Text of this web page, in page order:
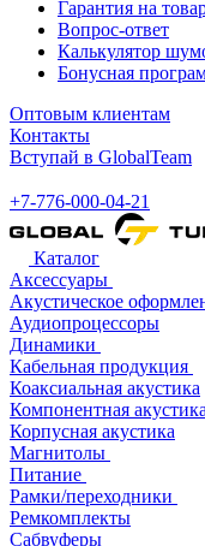
Гарантия на
Вопрос-ответ
Калькулятор
Бонусная
Оптовым клиентам
Контакты
Вступай в GlobalTeam
+7-776-000-04-21
Каталог
Аксессуары
Акустическое
Аудиопроцессоры
Динамики
Кабельная продукция
Коаксиальная акустика
Компонентная акустика
Корпусная акустика
Магнитолы
Питание
Рамки/переходники
Ремкомплекты
Сабвуферы